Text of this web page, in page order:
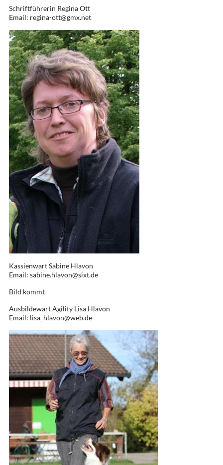
Schriftführerin Regina Ott
Email: regina-ott@gmx.net
Kassienwart Sabine Hlavon
Email: sabine.hlavon@sixt.de
Bild kommt
Ausbildewart Agility Lisa Hlavon
Email: lisa_hlavon@web.de